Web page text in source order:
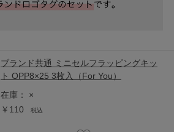
ブランド共通 ミニセルフラッピングキッ
ト OPP8×25 3枚入（For You）
在庫：
×
￥110
税込